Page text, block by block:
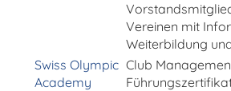
Vereinen mit
Weiterbildung
Swiss Olympic
Academy
Club